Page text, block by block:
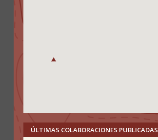
ÚLTIMAS COLABORACIONES PUBLICADAS